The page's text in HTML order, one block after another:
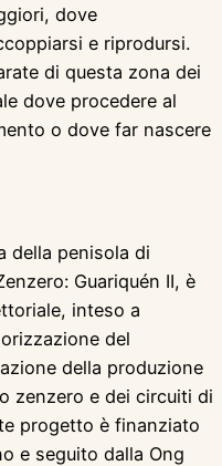
dove
e riprodursi.
di questa zona dei
dove procedere al
o dove far nascere
della penisola di
Guariquén II, è
inteso a
del
della produzione
zenzero e dei circuiti di
progetto è finanziato
e seguito dalla Ong